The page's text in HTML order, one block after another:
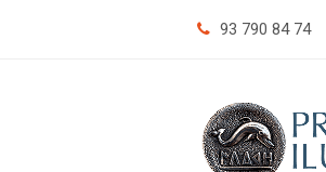
93 790 84 74